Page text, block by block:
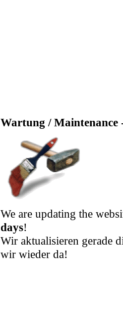
Wartung / Maintenance
We are updating the
days!
Wir aktualisieren gerade
wir wieder da!